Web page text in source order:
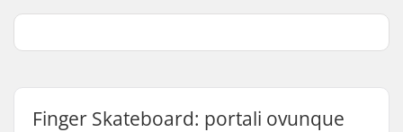
Finger Skateboard: portali ovunque